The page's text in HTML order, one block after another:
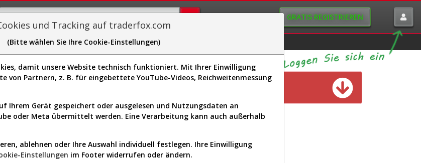
GRATIS REGISTRIEREN
Sector-Spider Easy-Scan Visualizations
nur für Premium-Kunden verfügbar
und Tracking auf traderfox.com
(Bitte wählen Sie Ihre Cookie-Einstellungen)
damit unsere Website technisch funktioniert. Mit Ihrer Einwilligung
von Partnern, z. B. für eingebettete YouTube-Videos, Reichweitenmessung
Ihrem Gerät gespeichert oder ausgelesen und Nutzungsdaten an
oder Meta übermittelt werden. Eine Verarbeitung kann auch außerhalb
ablehnen oder Ihre Auswahl individuell festlegen. Ihre Einwilligung
Einstellungen im Footer widerrufen oder ändern.